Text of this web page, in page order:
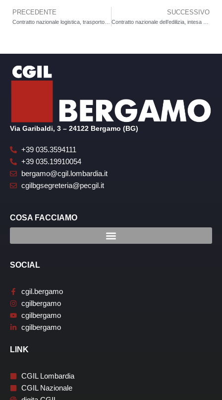
Precedente
PRECEDENTE SUCCESSIVO
Via Garibaldi, 3 – 24122 Bergamo (BG)
+39 035.3594111
+39 035.19910054
bergamo@cgil.lombardia.it
cgilbgsegreteria@pecgil.it
COSA FACCIAMO
SOCIAL
cgil.bergamo
cgilbergamo
cgilbergamo
cgilbergamo
LINK
CGIL Lombardia
CGIL Nazionale